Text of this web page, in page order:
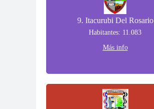
9. Itacurubi Del Rosario
Habitantes: 11.083
Más info